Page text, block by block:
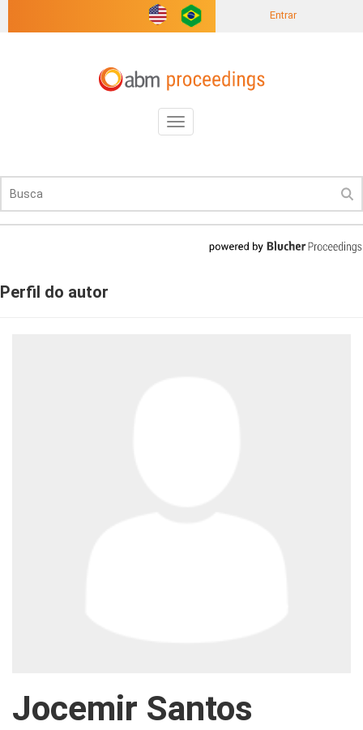
Entrar
Toggle
navigation
Perfil do autor
Jocemir Santos